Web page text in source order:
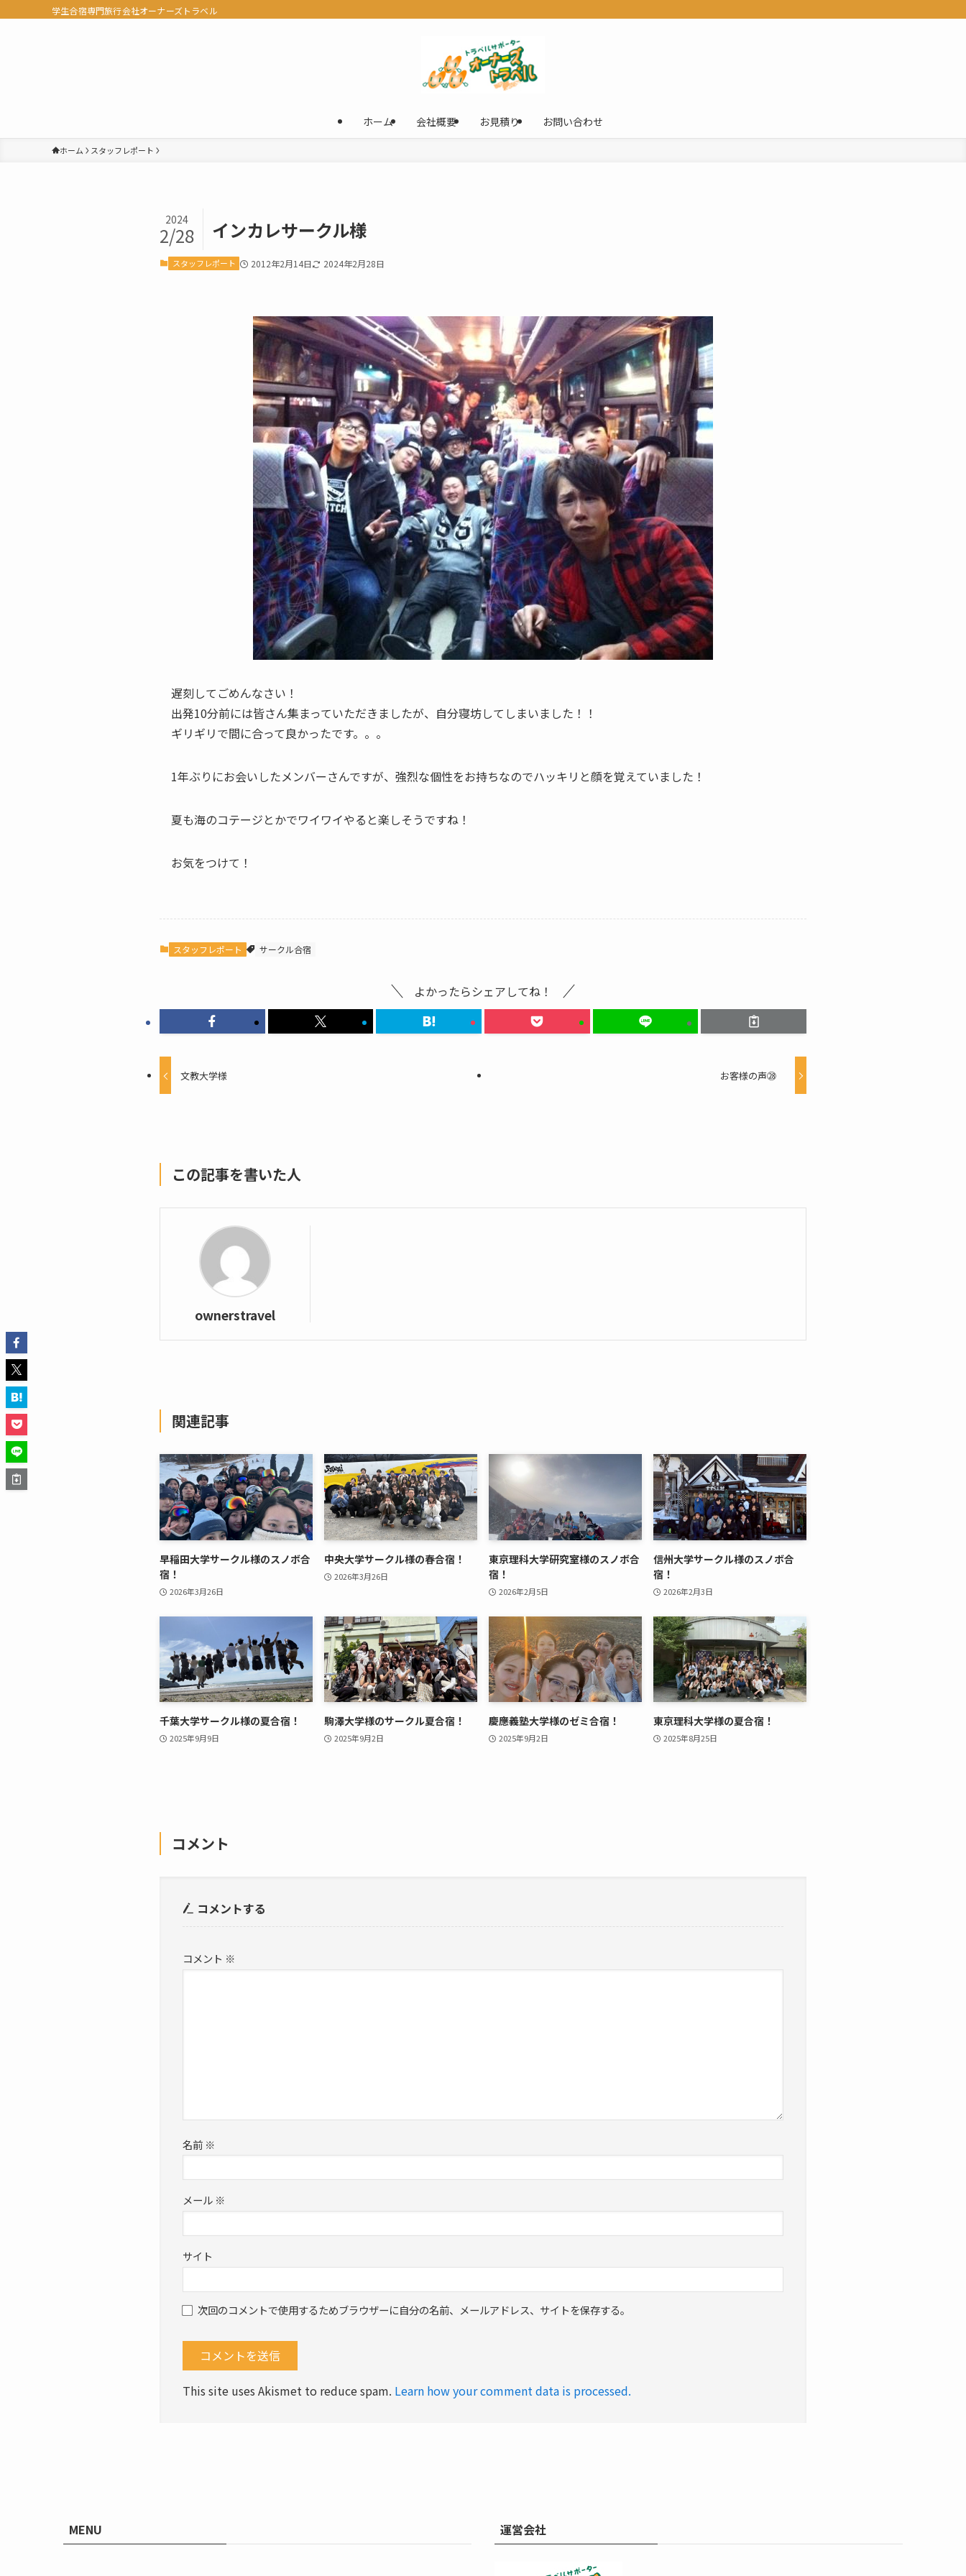
学生合宿専門旅行会社オーナーズトラベル
ホーム 会社概要 お見積り お問い合わせ
ホーム スタッフレポート
インカレサークル様
2024
2/28
スタッフレポート 2012年2月14日 2024年2月28日
遅刻してごめんなさい！
出発10分前には皆さん集まっていただきましたが、自分寝坊してしまいました！！
ギリギリで間に合って良かったです。。。
1年ぶりにお会いしたメンバーさんですが、強烈な個性をお持ちなのでハッキリと顔を覚えていました！
夏も海のコテージとかでワイワイやると楽しそうですね！
お気をつけて！
スタッフレポート サークル合宿
よかったらシェアしてね！
文教大学様 お客様の声㉘
この記事を書いた人
ownerstravel
関連記事
早稲田大学サークル様のスノボ合
宿！
2026年3月26日
中央大学サークル様の春合宿！
2026年3月26日
東京理科大学研究室様のスノボ合
宿！
2026年2月5日
信州大学サークル様のスノボ合
宿！
2026年2月3日
千葉大学サークル様の夏合宿！
2025年9月9日
駒澤大学様のサークル夏合宿！
2025年9月2日
慶應義塾大学様のゼミ合宿！
2025年9月2日
東京理科大学様の夏合宿！
2025年8月25日
コメント
コメントする
コメント ※
名前 ※
メール ※
サイト
次回のコメントで使用するためブラウザーに自分の名前、メールアドレス、サイトを保存する。
This site uses Akismet to reduce spam. Learn how your comment data is processed.
MENU 運営会社